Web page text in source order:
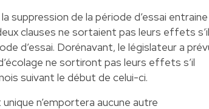
la suppression de la période d’essai entraine
clauses ne sortaient pas leurs effets s’il
d’essai. Dorénavant, le législateur a
ne sortiront pas leurs effets s’il
suivant le début de celui-ci.
n’emportera aucune autre